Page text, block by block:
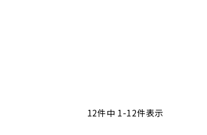
ディスプレイ
12件中 1-12件表示